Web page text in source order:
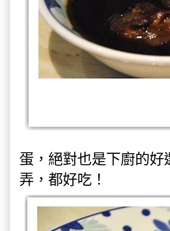
蛋，絕對也是下廚的
弄，都好吃！